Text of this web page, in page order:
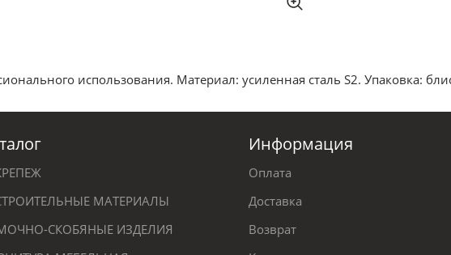
использования. Материал: усиленная сталь S2. Упаковка:
МАТЕРИАЛЫ
СКОБЯНЫЕ ИЗДЕЛИЯ
Информация
Оплата
Доставка
Возврат